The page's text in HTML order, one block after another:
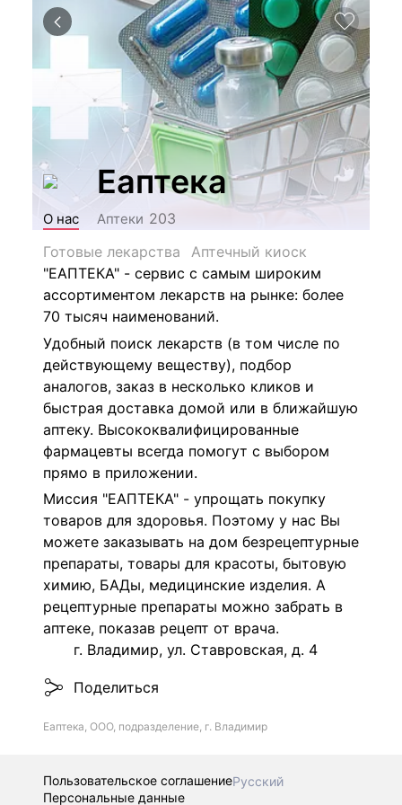
Еаптека
О нас Аптеки 203
Готовые лекарства
Аптечный киоск
"ЕАПТЕКА" - сервис с самым широким
ассортиментом лекарств на рынке: более
70 тысяч наименований.
Удобный поиск лекарств (в том числе по
действующему веществу), подбор
аналогов, заказ в несколько кликов и
быстрая доставка домой или в ближайшую
аптеку. Высококвалифицированные
фармацевты всегда помогут с выбором
прямо в приложении.
Миссия "ЕАПТЕКА" - упрощать покупку
товаров для здоровья. Поэтому у нас Вы
можете заказывать на дом безрецептурные
препараты, товары для красоты, бытовую
химию, БАДы, медицинские изделия. А
рецептурные препараты можно забрать в
аптеке, показав рецепт от врача.
г. Владимир, ул. Ставровская, д. 4
Поделиться
Еаптека, ООО, подразделение, г. Владимир
Пользовательское соглашениеРусский
Персональные данные